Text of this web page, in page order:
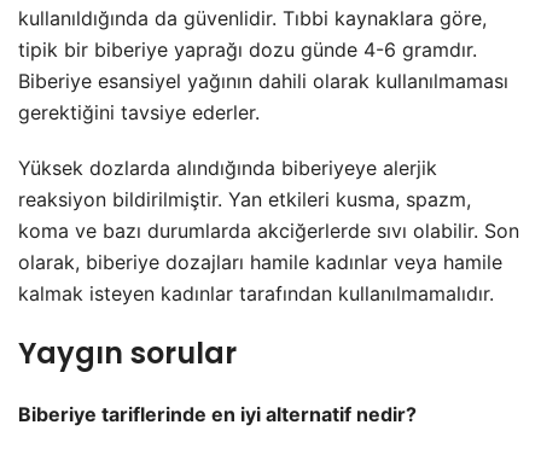
kullanıldığında da güvenlidir. Tıbbi kaynaklara göre,
tipik bir biberiye yaprağı dozu günde 4-6 gramdır.
Biberiye esansiyel yağının dahili olarak kullanılmaması
gerektiğini tavsiye ederler.
Yüksek dozlarda alındığında biberiyeye alerjik
reaksiyon bildirilmiştir. Yan etkileri kusma, spazm,
koma ve bazı durumlarda akciğerlerde sıvı olabilir. Son
olarak, biberiye dozajları hamile kadınlar veya hamile
kalmak isteyen kadınlar tarafından kullanılmamalıdır.
Yaygın sorular
Biberiye tariflerinde en iyi alternatif nedir?